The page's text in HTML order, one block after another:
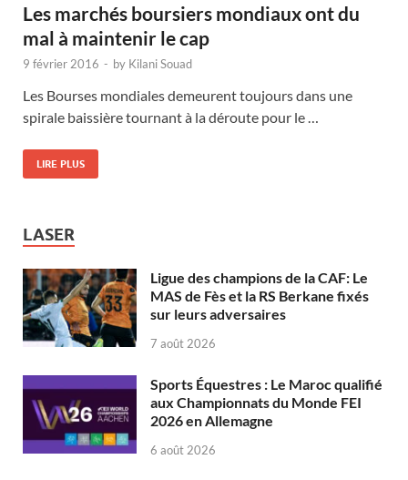
Les marchés boursiers mondiaux ont du
mal à maintenir le cap
9 février 2016 - by Kilani Souad
Les Bourses mondiales demeurent toujours dans une
spirale baissière tournant à la déroute pour le …
LIRE PLUS
LASER
Ligue des champions de la CAF: Le
MAS de Fès et la RS Berkane fixés
sur leurs adversaires
7 août 2026
Sports Équestres : Le Maroc qualifié
aux Championnats du Monde FEI
2026 en Allemagne
6 août 2026